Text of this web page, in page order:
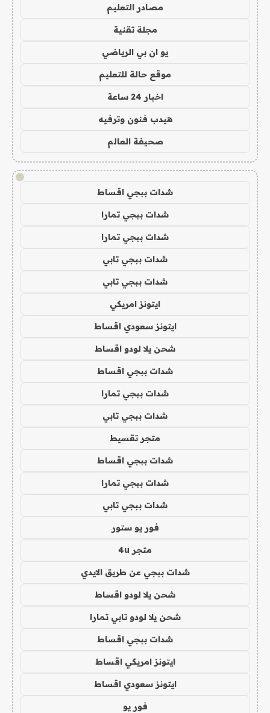
مصادر التعليم
مجلة تقنية
يو ان بي الرياضي
موقع حالة للتعليم
اخبار 24 ساعة
هيدب فنون وترفيه
صحيفة العالم
!
شدات ببجي اقساط
شدات ببجي تمارا
شدات ببجي تمارا
شدات ببجي تابي
شدات ببجي تابي
ايتونز امريكي
ايتونز سعودي اقساط
شحن يلا لودو اقساط
شدات ببجي اقساط
شدات ببجي تمارا
شدات ببجي تابي
متجر تقسيط
شدات ببجي اقساط
شدات ببجي تمارا
شدات ببجي تابي
فور يو ستور
متجر 4u
شدات ببجي عن طريق الايدي
شحن يلا لودو اقساط
شحن يلا لودو تابي تمارا
شدات ببجي اقساط
ايتونز امريكي اقساط
ايتونز سعودي اقساط
فور يو